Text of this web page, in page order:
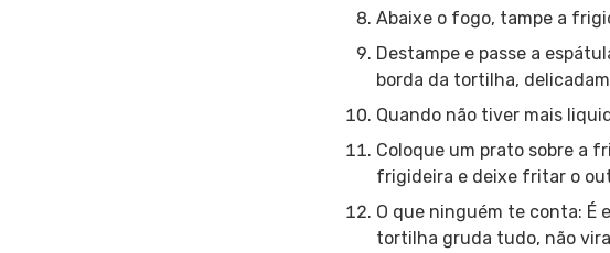
Abaixe o fogo, tampe a
Destampe e passe a
borda da tortilha,
Quando não tiver mais
Coloque um prato sobre a
frigideira e deixe fritar o
O que ninguém te conta: É
tortilha gruda tudo, não